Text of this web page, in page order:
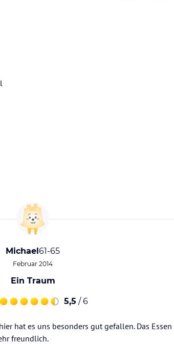
Michael61-65
Februar 2014
Ein Traum
5,5 / 6
hat es uns besonders gut gefallen. Das
freundlich.